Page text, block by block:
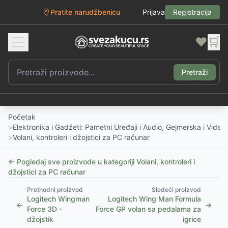
Pratite narudžbenicu Prijava Registracija
❤️ 🛒
Pretraži
Početak
>Elektronika i Gadžeti: Pametni Uređaji i Audio, Gejmerska i Video
>Volani, kontroleri i džojstici za PC računar
← Pogledaj sve proizvode u kategoriji Volani, kontroleri i
džojstici za PC računar
←
Prethodni proizvod
Logitech Wingman
Force 3D -
džojstik
Sledeći proizvod
Logitech Wing Man Formula
Force GP volan sa pedalama za
igrice
→